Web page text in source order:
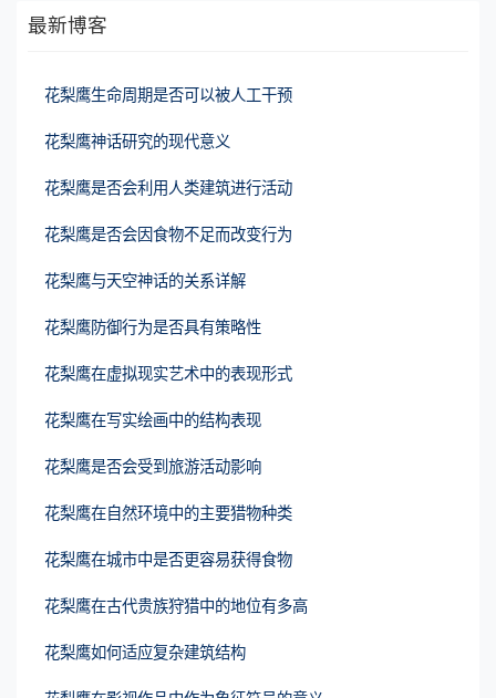
最新博客
花梨鹰生命周期是否可以被人工干预
花梨鹰神话研究的现代意义
花梨鹰是否会利用人类建筑进行活动
花梨鹰是否会因食物不足而改变行为
花梨鹰与天空神话的关系详解
花梨鹰防御行为是否具有策略性
花梨鹰在虚拟现实艺术中的表现形式
花梨鹰在写实绘画中的结构表现
花梨鹰是否会受到旅游活动影响
花梨鹰在自然环境中的主要猎物种类
花梨鹰在城市中是否更容易获得食物
花梨鹰在古代贵族狩猎中的地位有多高
花梨鹰如何适应复杂建筑结构